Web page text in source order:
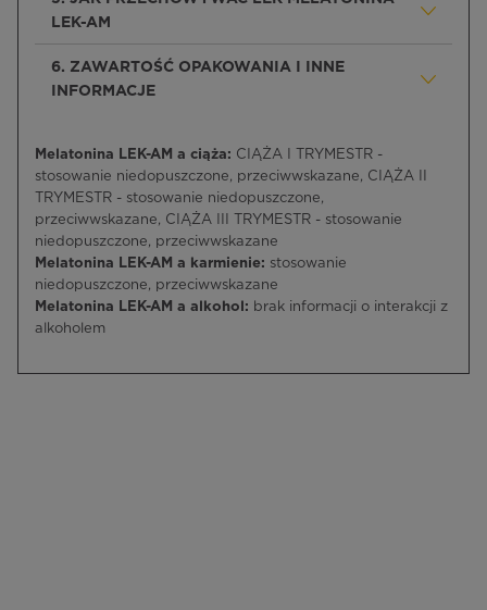
LEK-AM
6. ZAWARTOŚĆ OPAKOWANIA I INNE
INFORMACJE
Melatonina LEK-AM a ciąża: CIĄŻA I TRYMESTR -
stosowanie niedopuszczone, przeciwwskazane, CIĄŻA II
TRYMESTR - stosowanie niedopuszczone,
przeciwwskazane, CIĄŻA III TRYMESTR - stosowanie
niedopuszczone, przeciwwskazane
Melatonina LEK-AM a karmienie: stosowanie
niedopuszczone, przeciwwskazane
Melatonina LEK-AM a alkohol: brak informacji o interakcji z
alkoholem